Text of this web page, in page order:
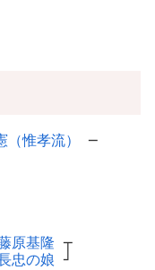
（惟孝流） ─
原基隆 ┬
忠の娘 ┘